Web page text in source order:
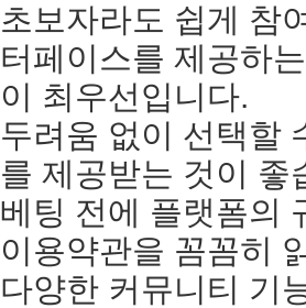
초보자라도 쉽게 참
터페이스를 제공하
이 최우선입니다.
두려움 없이 선택할
를 제공받는 것이 좋
베팅 전에 플랫폼의
이용약관을 꼼꼼히
다양한 커뮤니티 기